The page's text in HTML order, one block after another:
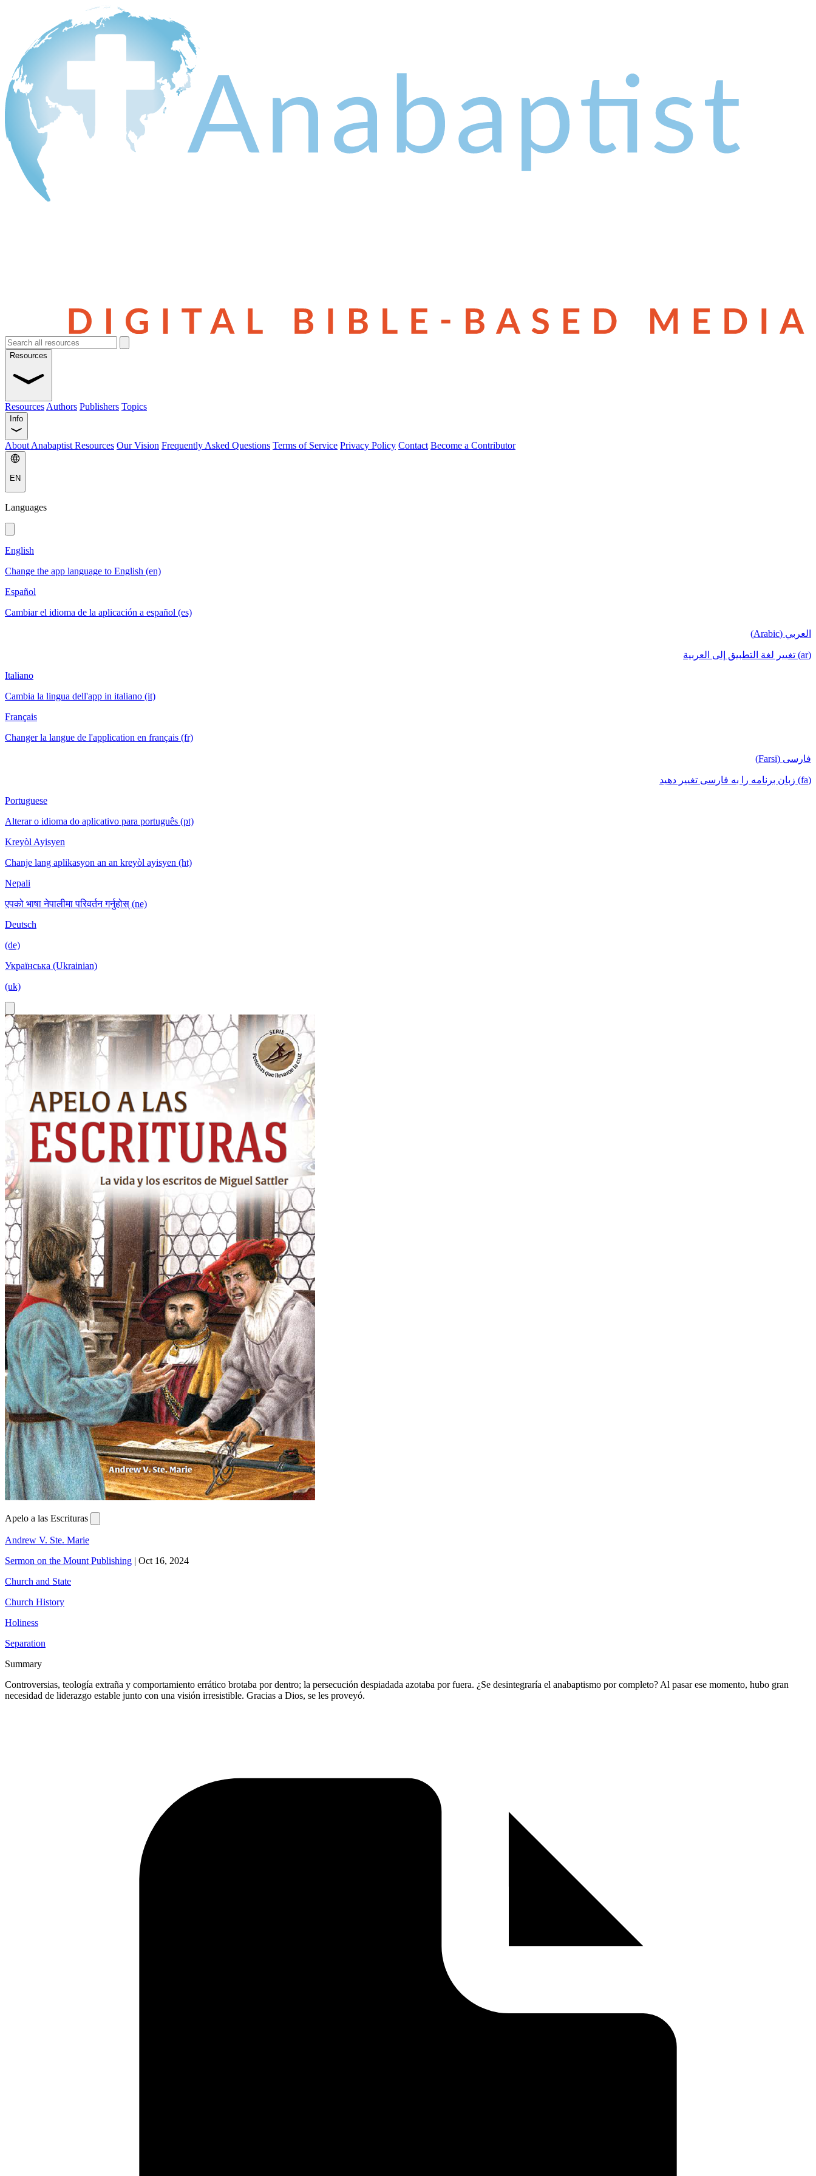
Resources
Resources Authors Publishers Topics
Info
About Anabaptist Resources Our Vision Frequently Asked Questions Terms of Service Privacy Policy Contact Become a Contributor
EN
Languages
English
Change the app language to English (en)
Español
Cambiar el idioma de la aplicación a español (es)
العربي (Arabic)
(ar) تغيير لغة التطبيق إلى العربية
Italiano
Cambia la lingua dell'app in italiano (it)
Français
Changer la langue de l'application en français (fr)
فارسی (Farsi)
(fa) زبان برنامه را به فارسی تغییر دهید
Portuguese
Alterar o idioma do aplicativo para português (pt)
Kreyòl Ayisyen
Chanje lang aplikasyon an an kreyòl ayisyen (ht)
Nepali
एपको भाषा नेपालीमा परिवर्तन गर्नुहोस् (ne)
Deutsch
(de)
Українська (Ukrainian)
(uk)
Apelo a las Escrituras
Andrew V. Ste. Marie
Sermon on the Mount Publishing | Oct 16, 2024
Church and State
Church History
Holiness
Separation
Summary
Controversias, teología extraña y comportamiento errático brotaba por dentro; la persecución despiadada azotaba por fuera. ¿Se desintegraría el anabaptismo por completo? Al pasar ese momento, hubo gran
necesidad de liderazgo estable junto con una visión irresistible. Gracias a Dios, se les proveyó.